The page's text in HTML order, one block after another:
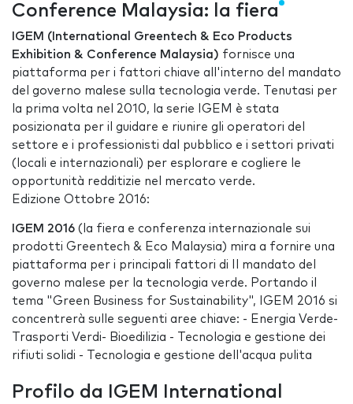
Conference Malaysia: la fiera
IGEM (International Greentech & Eco Products
Exhibition & Conference Malaysia) fornisce una
piattaforma per i fattori chiave all'interno del mandato
del governo malese sulla tecnologia verde. Tenutasi per
la prima volta nel 2010, la serie IGEM è stata
posizionata per il guidare e riunire gli operatori del
settore e i professionisti dal pubblico e i settori privati
(locali e internazionali) per esplorare e cogliere le
opportunità redditizie nel mercato verde.
Edizione Ottobre 2016:
IGEM 2016 (la fiera e conferenza internazionale sui
prodotti Greentech & Eco Malaysia) mira a fornire una
piattaforma per i principali fattori di Il mandato del
governo malese per la tecnologia verde. Portando il
tema "Green Business for Sustainability", IGEM 2016 si
concentrerà sulle seguenti aree chiave: - Energia Verde-
Trasporti Verdi- Bioedilizia - Tecnologia e gestione dei
rifiuti solidi - Tecnologia e gestione dell'acqua pulita
Profilo da IGEM International